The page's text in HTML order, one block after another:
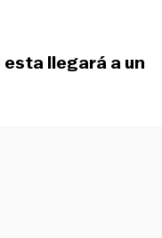
esta llegará a un